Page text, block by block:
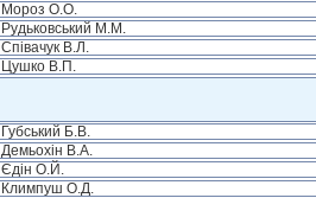
Мороз О.О.
Рудьковський М.М.
Співачук В.Л.
Цушко В.П.
Губський Б.В.
Демьохін В.А.
Єдін О.Й.
Климпуш О.Д.